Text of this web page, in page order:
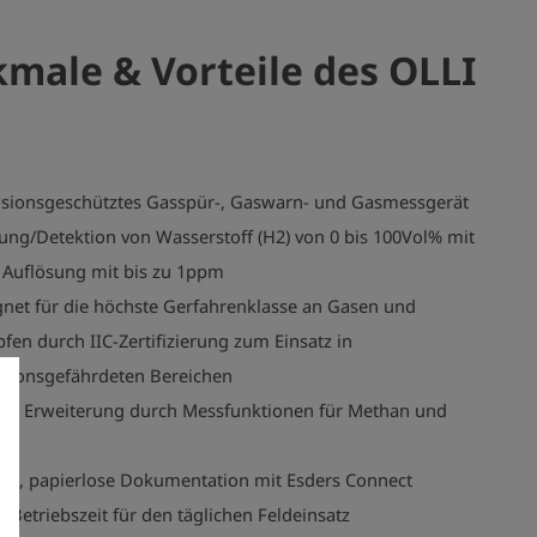
−20 °C ≤ Ta ≤ +50 °C
X
& Vorteile des OLLI
Gasspür-, Gaswarn- und Gasmessgerät
Detektion von Wasserstoff (H2) von 0 bis 100Vol% mit
mit bis zu 1ppm
für die höchste Gerfahrenklasse an Gasen und
durch IIC-Zertifizierung zum Einsatz in
Bereichen
Erweiterung durch Messfunktionen für Methan und
papierlose Dokumentation mit Esders Connect
Betriebszeit für den täglichen Feldeinsatz